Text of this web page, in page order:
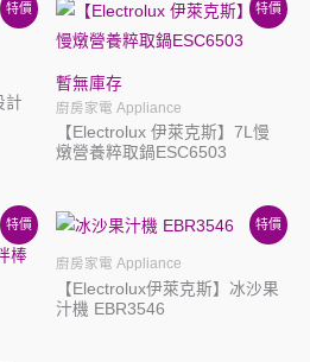
特價
計
特價
暫無庫存
廚房家電 Appliance
【Electrolux 伊萊克斯】7L慢
燉營養粹取鍋ESC6503
特價 特價
廚房家電 Appliance
【Electrolux伊萊克斯】冰沙果
汁機 EBR3546